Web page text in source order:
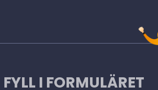
FYLL I FORMULÄRET